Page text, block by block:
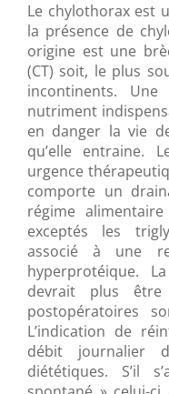
Le chylothorax est
la présence de
origine est une
(CT) soit, le plus
incontinents.
nutriment
en danger la vie
qu’elle entraine.
urgence
comporte un
régime
exceptés les
associé à une
hyperprotéique.
devrait plus être
postopératoires
L’indication de
débit journalier
diététiques. S’il